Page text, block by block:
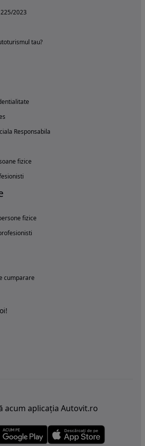
2023
tau?
Responsabila
fizice
fizice
cumparare
acum aplicația Autovit.ro